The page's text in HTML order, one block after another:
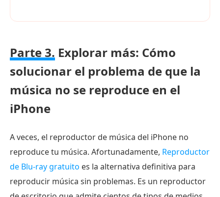
Parte 3. Explorar más: Cómo
solucionar el problema de que la
música no se reproduce en el
iPhone
A veces, el reproductor de música del iPhone no
reproduce tu música. Afortunadamente, Reproductor
de Blu-ray gratuito es la alternativa definitiva para
reproducir música sin problemas. Es un reproductor